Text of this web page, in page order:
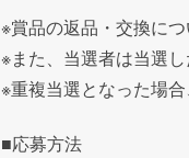
※賞品の返品・交換に
※また、当選者は当選
※重複当選となった場
■応募方法